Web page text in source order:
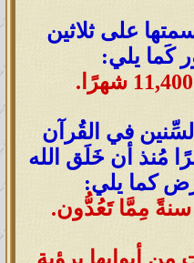
على ثلاثين
كَما يلي:
.
في القُرآن
مُنذ أن خَلَق الله
كما يلي:
.